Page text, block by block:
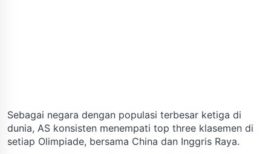
Sebagai negara dengan populasi terbesar ketiga di
dunia, AS konsisten menempati top three klasemen di
setiap Olimpiade, bersama China dan Inggris Raya.